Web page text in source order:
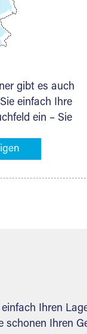
gibt es auch
einfach Ihre
ein – Sie
in
Ihren
Ihren
schonen Ihren